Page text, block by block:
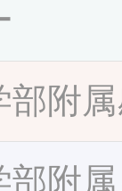
部附
部附